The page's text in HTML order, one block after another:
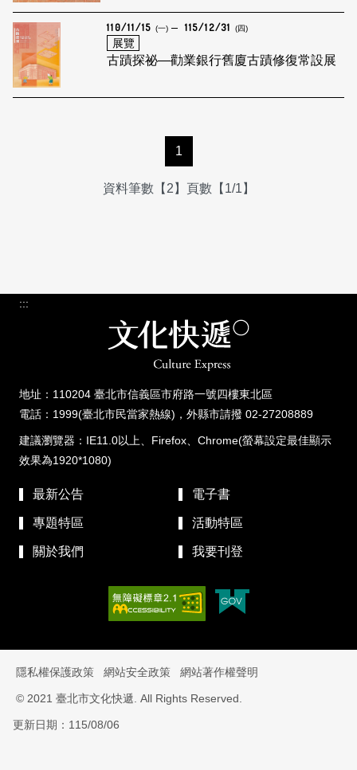
110/11/15 (一) 115/12/31 (四)
展覽
古蹟探祕—勸業銀行舊廈古蹟修復常設展
1
資料筆數【2】頁數【1/1】
:::
地址：110204 臺北市信義區市府路一號四樓東北區
電話：1999(臺北市民當家熱線)，外縣市請撥 02-27208889
建議瀏覽器：IE11.0以上、Firefox、Chrome(螢幕設定最佳顯示
效果為1920*1080)
最新公告 電子書
專題特區 活動特區
關於我們 我要刊登
隱私權保護政策 網站安全政策 網站著作權聲明
© 2021 臺北市文化快遞. All Rights Reserved.
更新日期：115/08/06